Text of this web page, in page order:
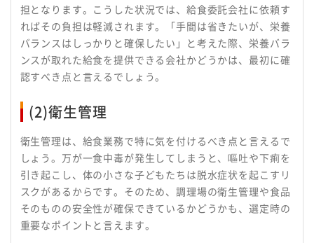
担となります。こうした状況では、給食委託会社に依頼す
ればその負担は軽減されます。「手間は省きたいが、栄養
バランスはしっかりと確保したい」と考えた際、栄養バラ
ンスが取れた給食を提供できる会社かどうかは、最初に確
認すべき点と言えるでしょう。
(2)衛生管理
衛生管理は、給食業務で特に気を付けるべき点と言えるで
しょう。万が一食中毒が発生してしまうと、嘔吐や下痢を
引き起こし、体の小さな子どもたちは脱水症状を起こすリ
スクがあるからです。そのため、調理場の衛生管理や食品
そのものの安全性が確保できているかどうかも、選定時の
重要なポイントと言えます。